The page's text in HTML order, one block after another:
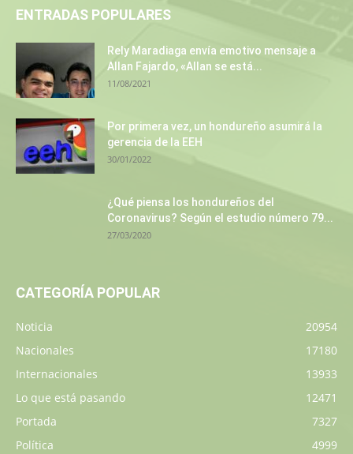
ENTRADAS POPULARES
Rely Maradiaga envía emotivo mensaje a
Allan Fajardo, «Allan se está...
11/08/2021
Por primera vez, un hondureño asumirá la
gerencia de la EEH
30/01/2022
¿Qué piensa los hondureños del
Coronavirus? Según el estudio número 79...
27/03/2020
CATEGORÍA POPULAR
Noticia
20954
Nacionales
17180
Internacionales
13933
Lo que está pasando
12471
Portada
7327
Política
4999